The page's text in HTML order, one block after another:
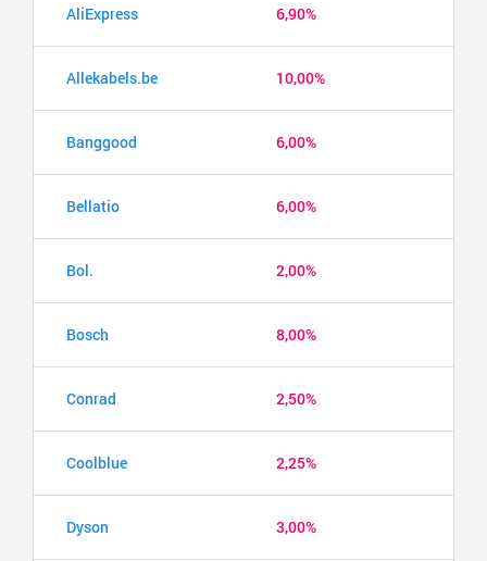
AliExpress 6,90%
Allekabels.be 10,00%
Banggood 6,00%
Bellatio 6,00%
Bol. 2,00%
Bosch 8,00%
Conrad 2,50%
Coolblue 2,25%
Dyson 3,00%